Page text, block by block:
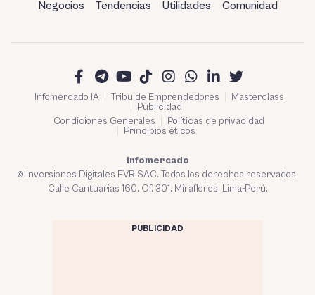
Negocios Tendencias Utilidades Comunidad
Infomercado IA Tribu de Emprendedores
Masterclass
Publicidad
Condiciones Generales
Políticas de privacidad
Principios éticos
Infomercado
© Inversiones Digitales FVR SAC. Todos los derechos reservados.
Calle Cantuarias 160. Of. 301. Miraflores, Lima-Perú.
PUBLICIDAD